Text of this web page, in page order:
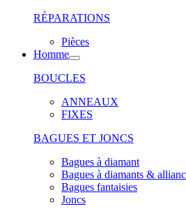
RÉPARATIONS
Pièces
Homme
BOUCLES
ANNEAUX
FIXES
BAGUES ET JONCS
Bagues à diamant
Bagues à diamants &
Bagues fantaisies
Joncs